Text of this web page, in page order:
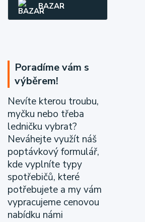
BAZAR
Poradíme vám s
výběrem!
Nevíte kterou troubu,
myčku nebo třeba
ledničku vybrat?
Neváhejte využít náš
poptávkový formulář,
kde vyplníte typy
spotřebičů, které
potřebujete a my vám
vypracujeme cenovou
nabídku námi